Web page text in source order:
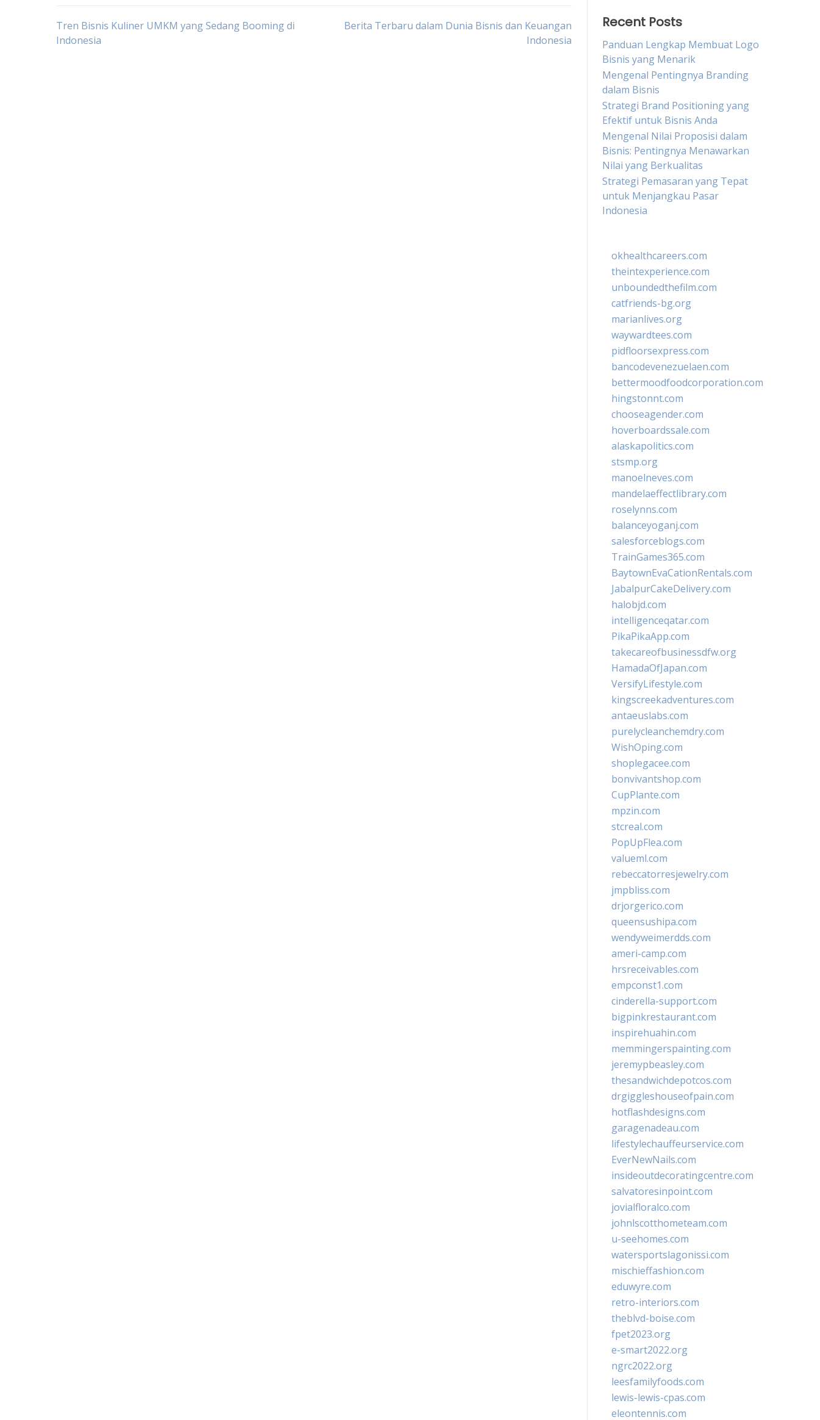
Post
Tren Bisnis Kuliner UMKM yang Sedang Booming di
Indonesia
Berita Terbaru dalam Dunia Bisnis dan Keuangan
Indonesia
Recent Posts
Panduan Lengkap Membuat Logo
Bisnis yang Menarik
Mengenal Pentingnya Branding
dalam Bisnis
Strategi Brand Positioning yang
Efektif untuk Bisnis Anda
Mengenal Nilai Proposisi dalam
Bisnis: Pentingnya Menawarkan
Nilai yang Berkualitas
Strategi Pemasaran yang Tepat
untuk Menjangkau Pasar
Indonesia
okhealthcareers.com
theintexperience.com
unboundedthefilm.com
catfriends-bg.org
marianlives.org
waywardtees.com
pidfloorsexpress.com
bancodevenezuelaen.com
bettermoodfoodcorporation.com
hingstonnt.com
chooseagender.com
hoverboardssale.com
alaskapolitics.com
stsmp.org
manoelneves.com
mandelaeffectlibrary.com
roselynns.com
balanceyoganj.com
salesforceblogs.com
TrainGames365.com
BaytownEvaCationRentals.com
JabalpurCakeDelivery.com
halobjd.com
intelligenceqatar.com
PikaPikaApp.com
takecareofbusinessdfw.org
HamadaOfJapan.com
VersifyLifestyle.com
kingscreekadventures.com
antaeuslabs.com
purelycleanchemdry.com
WishOping.com
shoplegacee.com
bonvivantshop.com
CupPlante.com
mpzin.com
stcreal.com
PopUpFlea.com
valueml.com
rebeccatorresjewelry.com
jmpbliss.com
drjorgerico.com
queensushipa.com
wendyweimerdds.com
ameri-camp.com
hrsreceivables.com
empconst1.com
cinderella-support.com
bigpinkrestaurant.com
inspirehuahin.com
memmingerspainting.com
jeremypbeasley.com
thesandwichdepotcos.com
drgiggleshouseofpain.com
hotflashdesigns.com
garagenadeau.com
lifestylechauffeurservice.com
EverNewNails.com
insideoutdecoratingcentre.com
salvatoresinpoint.com
jovialfloralco.com
johnlscotthometeam.com
u-seehomes.com
watersportslagonissi.com
mischieffashion.com
eduwyre.com
retro-interiors.com
theblvd-boise.com
fpet2023.org
e-smart2022.org
ngrc2022.org
leesfamilyfoods.com
lewis-lewis-cpas.com
eleontennis.com